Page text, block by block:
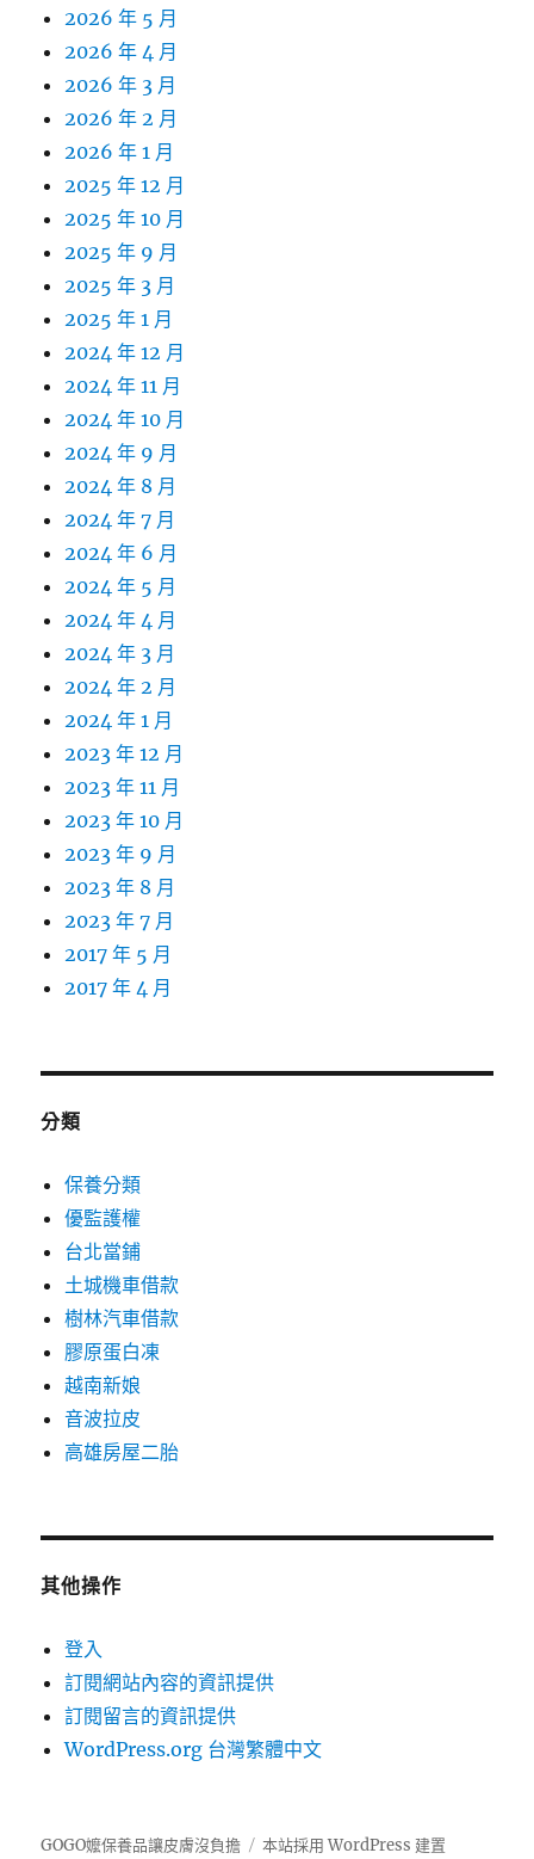
2026 年 5 月
2026 年 4 月
2026 年 3 月
2026 年 2 月
2026 年 1 月
2025 年 12 月
2025 年 10 月
2025 年 9 月
2025 年 3 月
2025 年 1 月
2024 年 12 月
2024 年 11 月
2024 年 10 月
2024 年 9 月
2024 年 8 月
2024 年 7 月
2024 年 6 月
2024 年 5 月
2024 年 4 月
2024 年 3 月
2024 年 2 月
2024 年 1 月
2023 年 12 月
2023 年 11 月
2023 年 10 月
2023 年 9 月
2023 年 8 月
2023 年 7 月
2017 年 5 月
2017 年 4 月
分類
保養分類
優監護權
台北當鋪
土城機車借款
樹林汽車借款
膠原蛋白凍
越南新娘
音波拉皮
高雄房屋二胎
其他操作
登入
訂閱網站內容的資訊提供
訂閱留言的資訊提供
WordPress.org 台灣繁體中文
GOGO嬤保養品讓皮膚沒負擔 本站採用 WordPress 建置